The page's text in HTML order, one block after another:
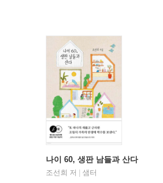
나이 60, 생판 남들과 산다
조선희 저
샘터